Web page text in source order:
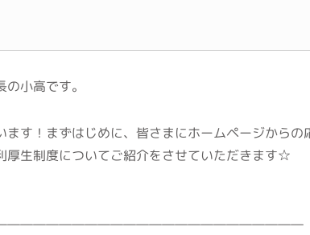
小高です。
す！まずはじめに、皆さまにホームページからの
厚生制度についてご紹介をさせていただきます☆